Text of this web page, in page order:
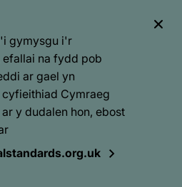
gymysgu i'r
efallai na fydd pob
ar gael yn
cyfieithiad Cymraeg
y dudalen hon, ebost